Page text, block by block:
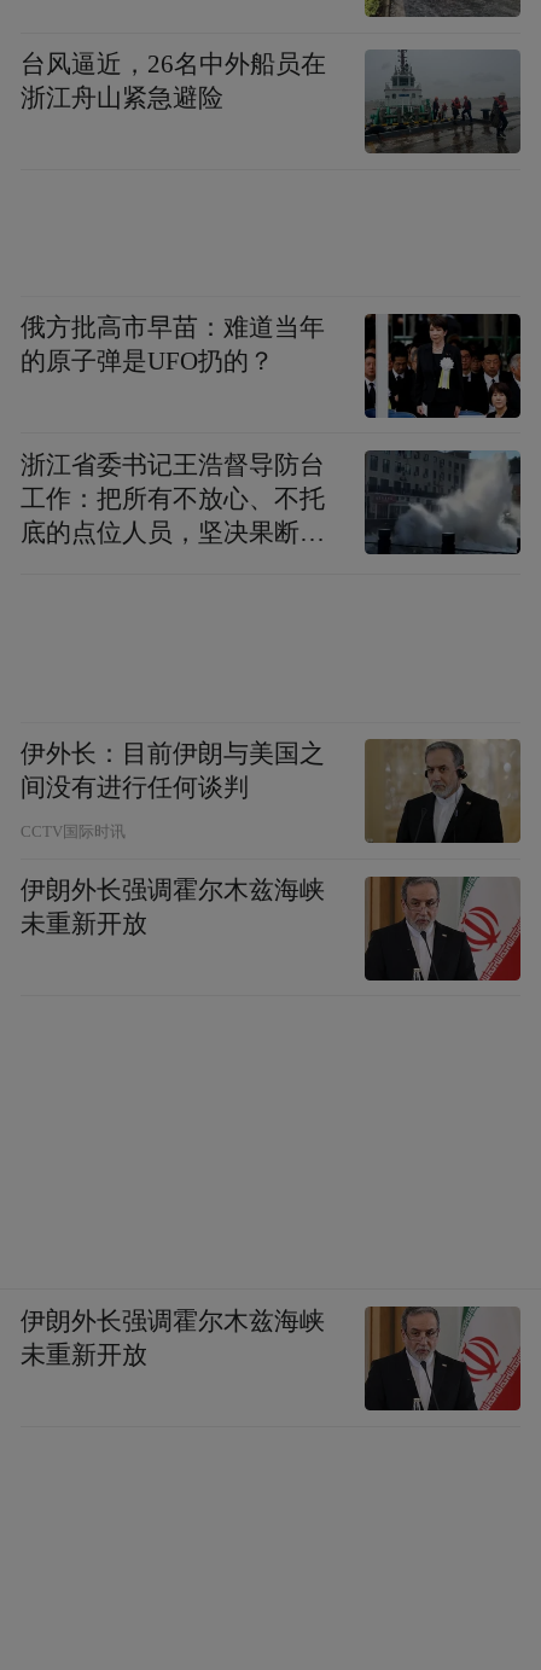
台风逼近，26名中外船员在
浙江舟山紧急避险
俄方批高市早苗：难道当年
的原子弹是UFO扔的？
浙江省委书记王浩督导防台
工作：把所有不放心、不托
底的点位人员，坚决果断转
伊外长：目前伊朗与美国之
间没有进行任何谈判
CCTV国际时讯
伊朗外长强调霍尔木兹海峡
未重新开放
伊朗外长强调霍尔木兹海峡
未重新开放